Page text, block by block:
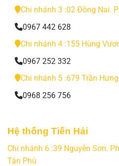
Chi nhánh 3 :02 Đồng Nai.
0967 442 628
Chi nhánh 4 :155 Hùng
0967 252 332
Chi nhánh 5 :679 Trần
0968 256 756
Hệ thống Tiến Hải
Chi nhánh 6 :39 Nguyễn Sơn.
Tân Phú